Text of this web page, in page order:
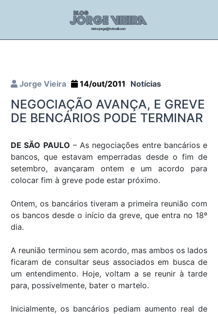
Jorge Vieira 14/out/2011 Notícias
NEGOCIAÇÃO AVANÇA, E GREVE
DE BENCÁRIOS PODE TERMINAR
DE SÃO PAULO – As negociações entre bancários e
bancos, que estavam emperradas desde o fim de
setembro, avançaram ontem e um acordo para
colocar fim à greve pode estar próximo.
Ontem, os bancários tiveram a primeira reunião com
os bancos desde o início da greve, que entra no 18º
dia.
A reunião terminou sem acordo, mas ambos os lados
ficaram de consultar seus associados em busca de
um entendimento. Hoje, voltam a se reunir à tarde
para, possivelmente, bater o martelo.
Inicialmente, os bancários pediam aumento real de